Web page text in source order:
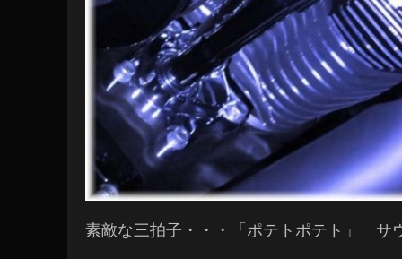
素敵な三拍子・・・「ポテトポテト」 サ